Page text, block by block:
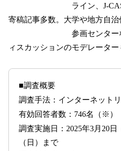
ライン、J-CASTニュ
寄稿記事多数。大学や地方
参画センターなどで
ィスカッションのモデレーター
■調査概要
調査手法：インターネット
有効回答者数：746名（※）
調査実施日：2025年3月20日
（日）まで